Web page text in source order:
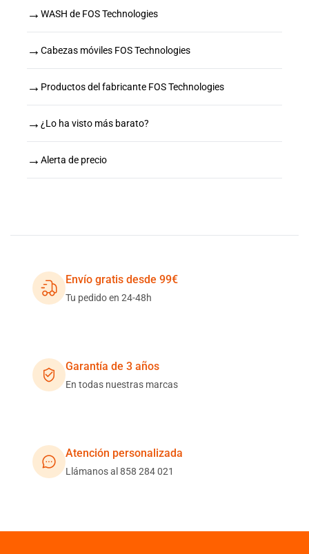
→ WASH de FOS Technologies
→ Cabezas móviles FOS Technologies
→ Productos del fabricante FOS Technologies
→ ¿Lo ha visto más barato?
→ Alerta de precio
Envío gratis desde 99€
Tu pedido en 24-48h
Garantía de 3 años
En todas nuestras marcas
Atención personalizada
Llámanos al 858 284 021